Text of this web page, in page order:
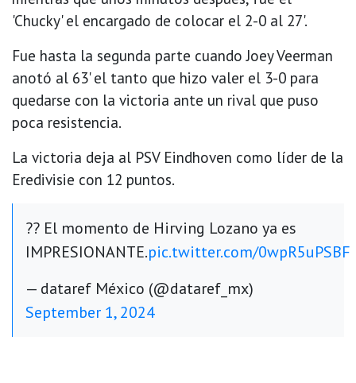
'Chucky' el encargado de colocar el 2-0 al 27'.
Fue hasta la segunda parte cuando Joey Veerman
anotó al 63' el tanto que hizo valer el 3-0 para
quedarse con la victoria ante un rival que puso
poca resistencia.
La victoria deja al PSV Eindhoven como líder de la
Eredivisie con 12 puntos.
?? El momento de Hirving Lozano ya es
IMPRESIONANTE.pic.twitter.com/0wpR5uPSBF
— dataref México (@dataref_mx)
September 1, 2024